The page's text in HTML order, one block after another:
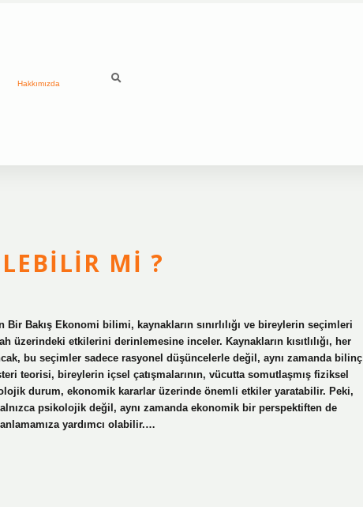
Hakkımızda
MI ?
Bakış Ekonomi bilimi, kaynakların sınırlılığı ve bireylerin seçimleri
etkilerini derinlemesine inceler. Kaynakların kısıtlılığı, her
bu seçimler sadece rasyonel düşüncelerle değil, aynı zamanda bilinç
teorisi, bireylerin içsel çatışmalarının, vücutta somutlaşmış fiziksel
durum, ekonomik kararlar üzerinde önemli etkiler yaratabilir. Peki,
psikolojik değil, aynı zamanda ekonomik bir perspektiften de
yardımcı olabilir.…